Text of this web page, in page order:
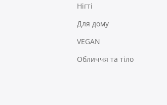
Нігті
Для дому
VEGAN
Обличчя та тіло